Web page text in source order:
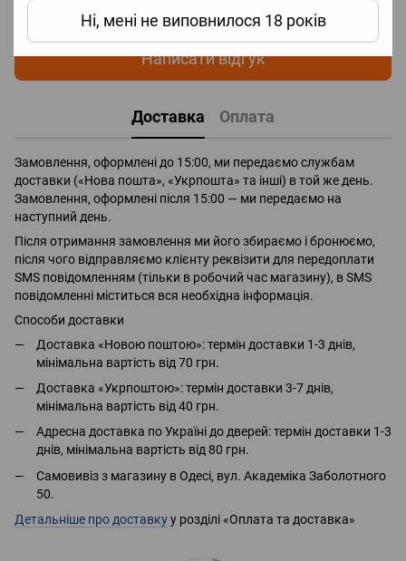
Ні, мені не виповнилося 18 років
Написати відгук
Доставка Оплата
Замовлення, оформлені до 15:00, ми передаємо службам
доставки («Нова пошта», «Укрпошта» та інші) в той же день.
Замовлення, оформлені після 15:00 — ми передаємо на
наступний день.
Після отримання замовлення ми його збираємо і бронюємо,
після чого відправляємо клієнту реквізити для передоплати
SMS повідомленням (тільки в робочий час магазину), в SMS
повідомленні міститься вся необхідна інформація.
Способи доставки
Доставка «Новою поштою»: термін доставки 1-3 днів,
мінімальна вартість від 70 грн.
Доставка «Укрпоштою»: термін доставки 3-7 днів,
мінімальна вартість від 40 грн.
Адресна доставка по Україні до дверей: термін доставки 1-3
днів, мінімальна вартість від 80 грн.
Самовивіз з магазину в Одесі, вул. Академіка Заболотного
50.
Детальніше про доставкуу розділі «Оплата та доставка»